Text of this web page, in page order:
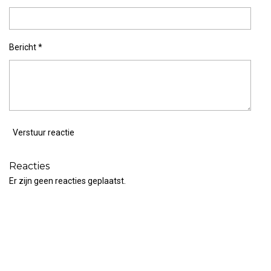
Bericht *
Verstuur reactie
Reacties
Er zijn geen reacties geplaatst.